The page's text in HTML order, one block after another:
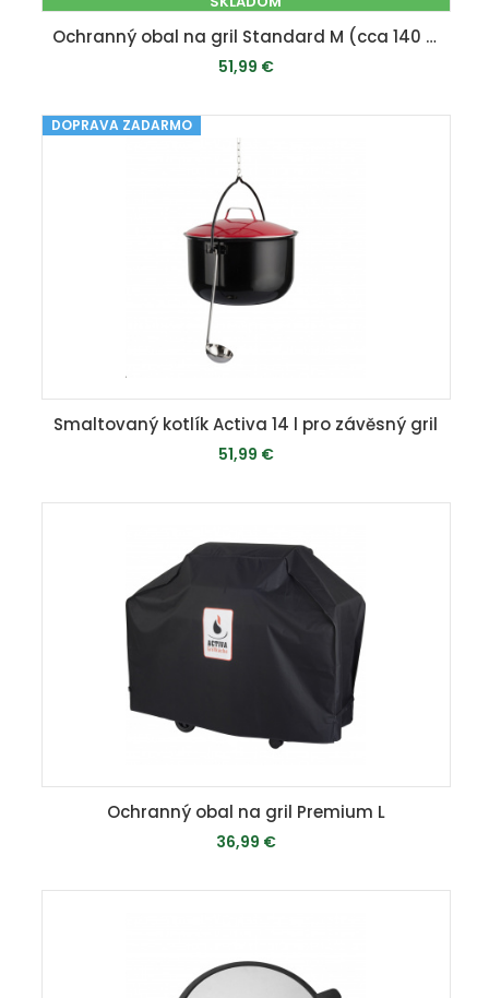
Ochranný obal na gril Standard M (cca 140 x 105 x 65 cm)
51,99 €
PRIDAŤ DO KOŠÍKA
DOPRAVA ZADARMO
Smaltovaný kotlík Activa 14 l pro závěsný gril
51,99 €
Ochranný obal na gril Premium L
36,99 €